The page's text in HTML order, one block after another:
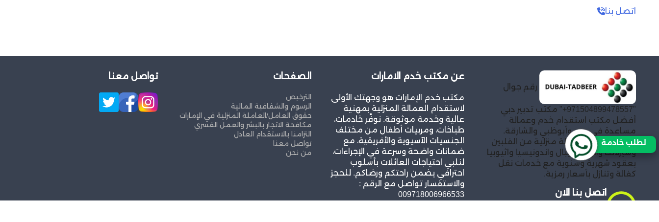
اتصل بنا
رقم جوال
"971504899478557+" مكتب تدبير دبي
أفضل مكتب استقدام خدم وعمالة
مساعدة في دبي وأبوظبي والشارقة.
توفير خادمات وعمالة منزلية من الفلبين
وسيرلانكا والهند ونيبال واندونيسيا واثيوبيا
بعقود شهرية وسنوية مع خدمات نقل
كفالة وتنازل بأسعار رمزية.
اتصل بنا الان
عن مكتب خدم الامارات
مكتب خدم الإمارات هو وجهتك الأولى
لاستقدام العمالة المنزلية بمهنية
عالية وخدمة موثوقة. نوفّر خادمات،
طباخات، ومربيات أطفال من مختلف
الجنسيات الآسيوية والأفريقية، مع
ضمانات واضحة وسرعة في الإجراءات،
لنلبي احتياجات العائلات بأسلوب
احترافي يضمن راحتكم ورضاكم. للحجز
والاستفسار تواصل مع الرقم :
009718006966533
الصفحات
الترخيص
الرسوم والشفافية المالية
حقوق العامل/العاملة المنزلية في الإمارات
مكافحة الاتجار بالبشر والعمل القسري
التزامنا بالاستقدام العادل
تواصل معنا
من نحن
تواصل معنا
لطلب خادمة